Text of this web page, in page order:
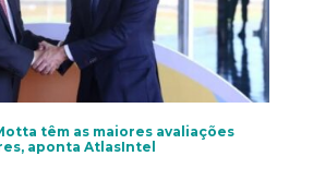
têm as maiores avaliações
aponta AtlasIntel